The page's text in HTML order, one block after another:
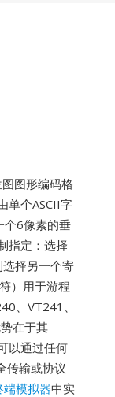
图图形编码格
单个ASCII字
个6像素的垂
指定：选择
择另一个寄
）用于游程
、VT241、
在于其
以通过任何
输或协议
端模拟器中实